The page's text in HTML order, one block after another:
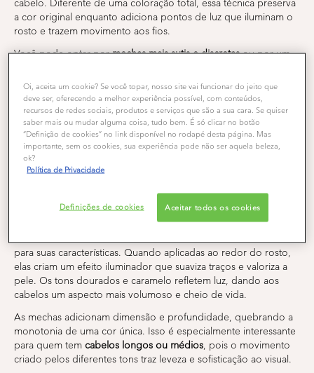
cabelo. Diferente de uma coloração total, essa técnica preserva
a cor original enquanto adiciona pontos de luz que iluminam o
rosto e trazem movimento aos fios.
Você pode optar pormechas mais sutis e discretasou por um
do seu estilo pessoal e do resultado que deseja alcançar. As
mechas tambémajudam a disfarçar fios brancosde forma
natural, sem a necessidade de retoques frequentes na raiz.
Essa tendência ganhou força porque entrega umefeito
iluminadosem comprometer a saúde dos fios, desde que você
use produtos de qualidade e siga os cuidados adequados. É
uma forma de renovar o visual sem mudanças radicais, perfeita
Como essa tendência realça sua beleza
para suas características. Quando aplicadas ao redor do rosto,
elas criam um efeito iluminador que suaviza traços e valoriza a
pele. Os tons dourados e caramelo refletem luz, dando aos
cabelos um aspecto mais volumoso e cheio de vida.
As mechas adicionam dimensão e profundidade, quebrando a
monotonia de uma cor única. Isso é especialmente interessante
para quem tem cabelos longos ou médios, pois o movimento
criado pelos diferentes tons traz leveza e sofisticação ao visual.
Oi, aceita um cookie? Se você topar, nosso site vai funcionar do jeito que
deve ser, oferecendo a melhor experiência possível, com conteúdos,
recursos de redes sociais, produtos e serviços que são a sua cara. Se quiser
saber mais ou mudar alguma coisa, tudo bem. É só clicar no botão
“Definição de cookies” no link disponível no rodapé desta página. Mas
importante, sem os cookies, sua experiência pode não ser aquela beleza,
ok?
Política de Privacidade
Definições de cookies Aceitar todos os cookies